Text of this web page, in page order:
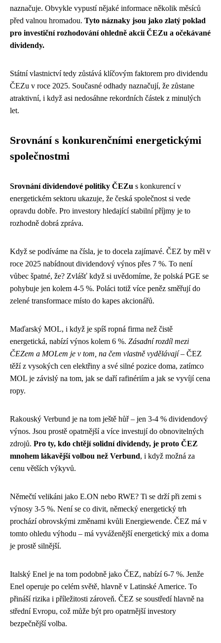
naznačuje. Obvykle vypustí nějaké informace několik měsíců
před valnou hromadou. Tyto náznaky jsou jako zlatý poklad
pro investiční rozhodování ohledně akcií ČEZu a očekávané
dividendy.
Státní vlastnictví tedy zůstává klíčovým faktorem pro dividendu
ČEZu v roce 2025. Současné odhady naznačují, že zůstane
atraktivní, i když asi nedosáhne rekordních částek z minulých
let.
Srovnání s konkurenčními energetickými
společnostmi
Srovnání dividendové politiky ČEZu s konkurencí v
energetickém sektoru ukazuje, že česká společnost si vede
opravdu dobře. Pro investory hledající stabilní příjmy je to
rozhodně dobrá zpráva.
Když se podíváme na čísla, je to docela zajímavé. ČEZ by měl v
roce 2025 nabídnout dividendový výnos přes 7 %. To není
vůbec špatné, že? Zvlášť když si uvědomíme, že polská PGE se
pohybuje jen kolem 4-5 %. Poláci totiž více peněz směřují do
zelené transformace místo do kapes akcionářů.
Maďarský MOL, i když je spíš ropná firma než čistě
energetická, nabízí výnos kolem 6 %. Zásadní rozdíl mezi
ČEZem a MOLem je v tom, na čem vlastně vydělávají– ČEZ
těží z vysokých cen elektřiny a své silné pozice doma, zatímco
MOL je závislý na tom, jak se daří rafinériím a jak se vyvíjí cena
ropy.
Rakouský Verbund je na tom ještě hůř – jen 3-4 % dividendový
výnos. Jsou prostě opatrnější a více investují do obnovitelných
zdrojů. Pro ty, kdo chtějí solidní dividendy, je proto ČEZ
mnohem lákavější volbou než Verbund, i když možná za
cenu větších výkyvů.
Němečtí velikáni jako E.ON nebo RWE? Ti se drží při zemi s
výnosy 3-5 %. Není se co divit, německý energetický trh
prochází obrovskými změnami kvůli Energiewende. ČEZ má v
tomto ohledu výhodu – má vyváženější energetický mix a doma
je prostě silnější.
Italský Enel je na tom podobně jako ČEZ, nabízí 6-7 %. Jenže
Enel operuje po celém světě, hlavně v Latinské Americe. To
přináší rizika i příležitosti zároveň. ČEZ se soustředí hlavně na
střední Evropu, což může být pro opatrnější investory
bezpečnější volba.